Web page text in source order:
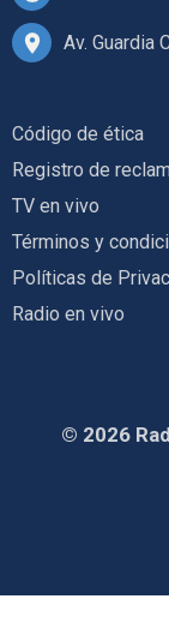
Av. Guardia
Código de ética
Registro de
TV en vivo
Términos y
Políticas de
Radio en vivo
© 2026